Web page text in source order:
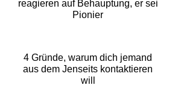
reagieren auf Behauptung, er sei
Pionier
4 Gründe, warum dich jemand
aus dem Jenseits kontaktieren
will